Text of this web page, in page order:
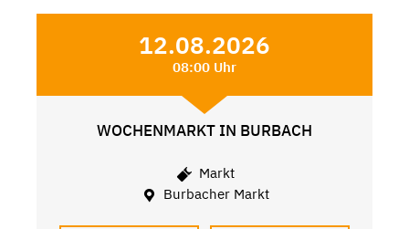
12.08.2026
08:00 Uhr
WOCHENMARKT IN BURBACH
Markt
Burbacher Markt